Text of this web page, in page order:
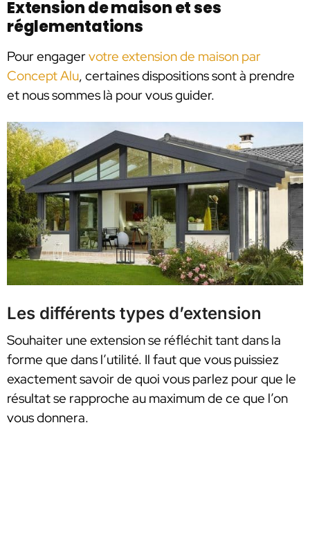
Extension de maison et ses
réglementations
Pour engagervotre extension de maison par
Concept Alu, certaines dispositions sont à prendre
et nous sommes là pour vous guider.
Les différents types d’extension
Souhaiter une extension se réfléchit tant dans la
forme que dans l’utilité. Il faut que vous puissiez
exactement savoir de quoi vous parlez pour que le
résultat se rapproche au maximum de ce que l’on
vous donnera.